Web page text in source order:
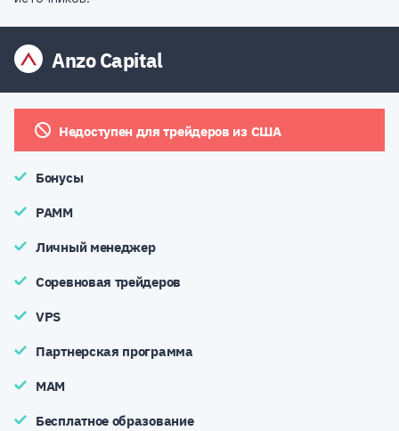
Anzo Capital
Недоступен для трейдеров из США
Бонусы
PAMM
Личный менеджер
Соревновая трейдеров
VPS
Партнерская программа
MAM
Бесплатное образование